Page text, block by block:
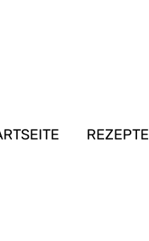
REZEPTE